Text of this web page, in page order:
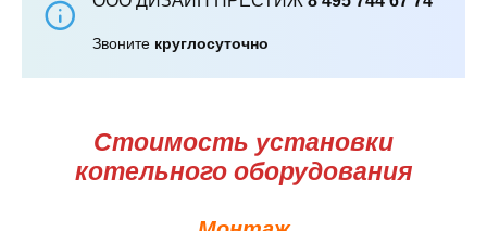
Звоните круглосуточно
Стоимость установки
котельного оборудования